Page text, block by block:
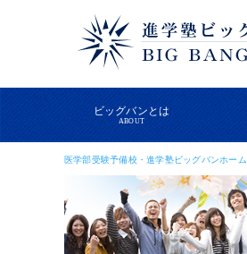
ビッグバンとは
ABOUT
医学部受験予備校・進学塾ビッグバンホーム